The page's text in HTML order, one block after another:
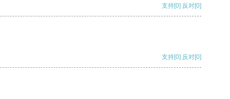
支持[0] 反对[0]
支持[0] 反对[0]